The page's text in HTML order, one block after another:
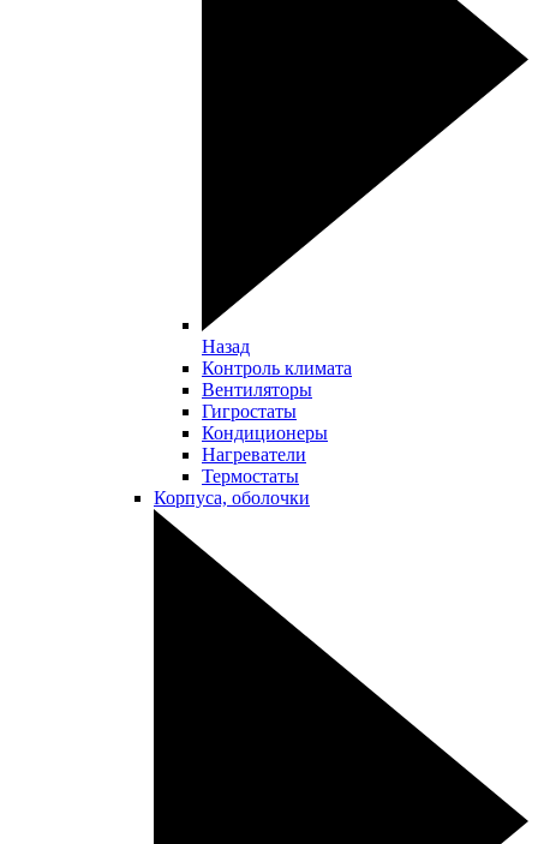
Назад
Контроль климата
Вентиляторы
Гигростаты
Кондиционеры
Нагреватели
Термостаты
Корпуса, оболочки